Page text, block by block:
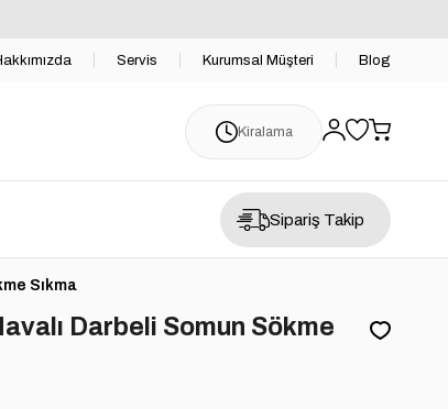
Servis Kurumsal Müşteri Blog
Kiralama
Sipariş Takip
Sıkma
Darbeli Somun Sökme